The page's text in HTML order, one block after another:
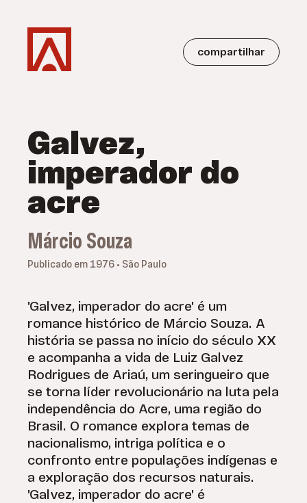
compartilhar
Galvez,
imperador do
acre
Márcio Souza
Publicado em 1976 • São Paulo
'Galvez, imperador do acre' é um
romance histórico de Márcio Souza. A
história se passa no início do século XX
e acompanha a vida de Luiz Galvez
Rodrigues de Ariaú, um seringueiro que
se torna líder revolucionário na luta pela
independência do Acre, uma região do
Brasil. O romance explora temas de
nacionalismo, intriga política e o
confronto entre populações indígenas e
a exploração dos recursos naturais.
'Galvez, imperador do acre' é